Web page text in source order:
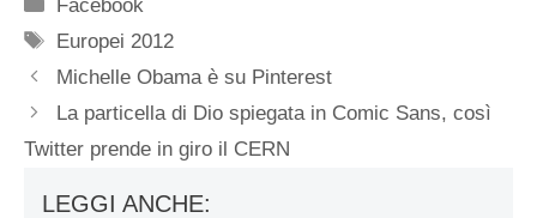
Facebook
Tag
Europei 2012
Michelle Obama è su Pinterest
La particella di Dio spiegata in Comic Sans, così
Twitter prende in giro il CERN
LEGGI ANCHE: